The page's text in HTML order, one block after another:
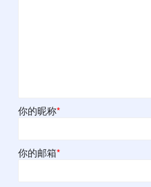
你的昵称*
你的邮箱*